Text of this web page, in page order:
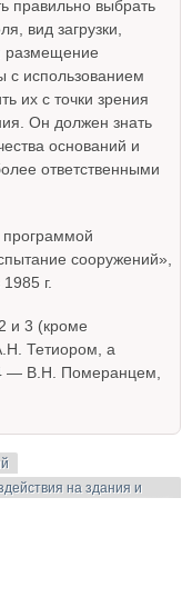
правильно выбрать
вид загрузки,
размещение
с использованием
их с точки зрения
Он должен знать
оснований и
ответственными
программой
сооружений»,
г.
и 3 (кроме
Тетиором, а
— В.Н. Померанцем,
на здания и